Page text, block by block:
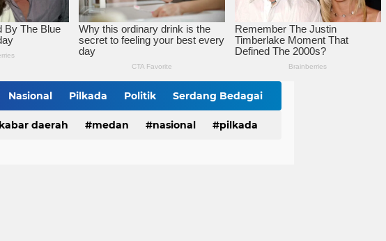
Nasional Pilkada Politik Serdang Bedagai
kabar daerah medan nasional pilkada